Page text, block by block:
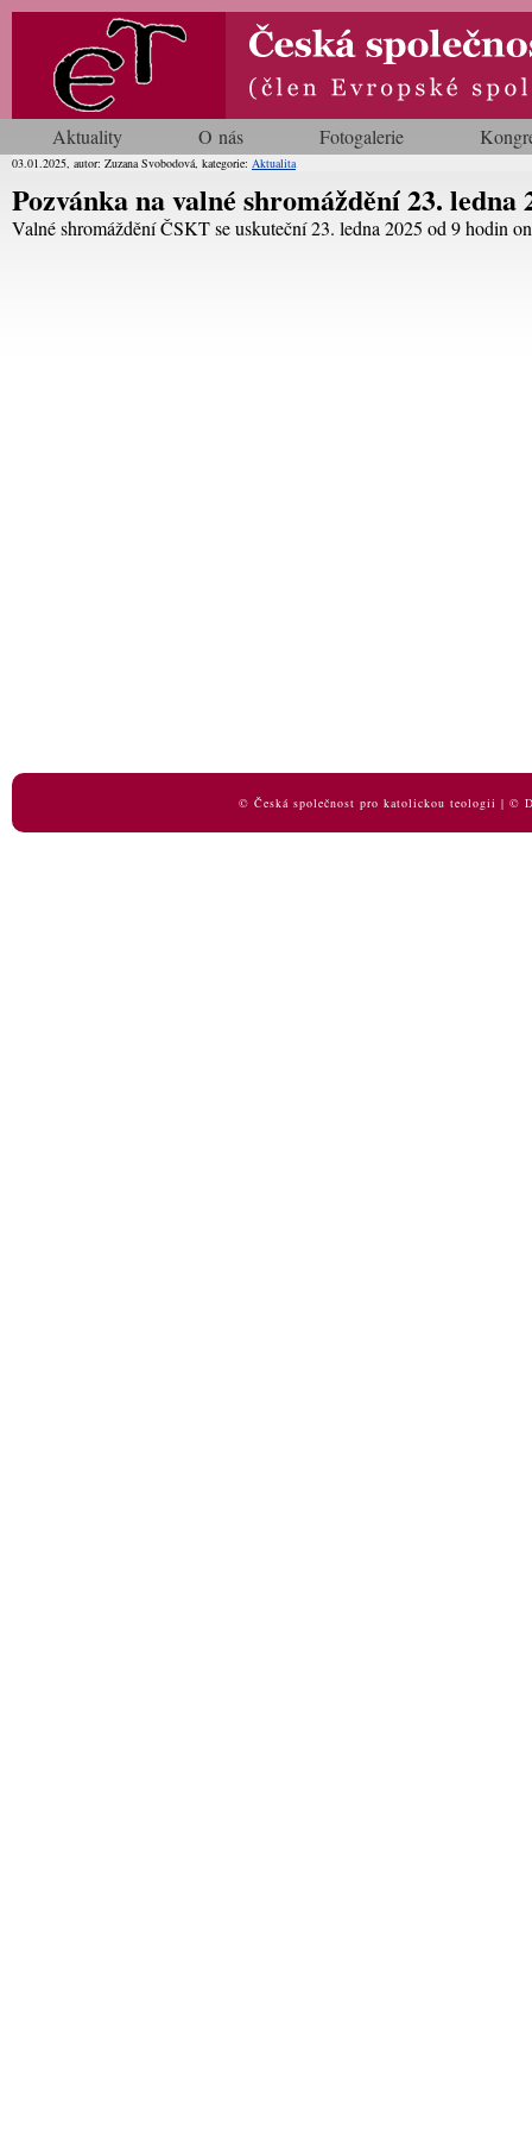
Aktuality O nás Fotogalerie
03.01.2025, autor: Zuzana Svobodová, kategorie: Aktualita
Pozvánka na valné shromáždění 23. ledna
Valné shromáždění ČSKT se uskuteční 23. ledna 2025 od 9 hodin
© Česká společnost pro katolickou teologii | ©